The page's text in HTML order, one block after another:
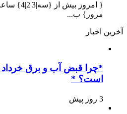
{ امروز
مرور} ب...
آخرین اخبار
است؟ *
3 روز پیش